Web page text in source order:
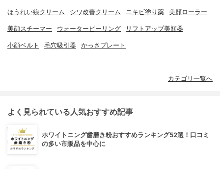
ほうれい線クリーム シワ改善クリーム ニキビ塗り薬 美顔ローラー
美顔スチーマー ウォーターピーリング リフトアップ美顔器
小顔ベルト 毛穴吸引器 かっさプレート
カテゴリ一覧へ
よく見られている人気おすすめ記事
ホワイトニング歯磨き粉おすすめランキング52選！口コミ
の多い市販品を中心に